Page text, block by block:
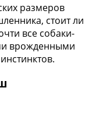
размеров
стоит ли
все собаки-
врожденными